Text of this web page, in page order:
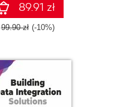
89.91 zł
99.90 zł (-10%)